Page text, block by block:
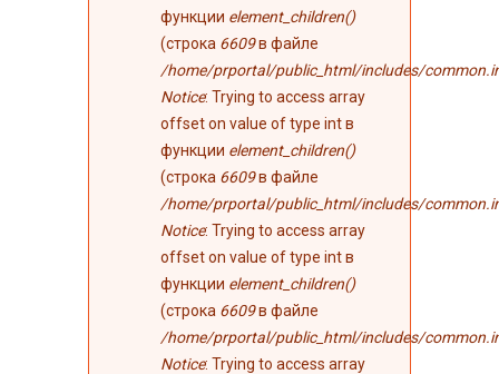
функции element_children()
(строка 6609в файле
/home/prportal/public_html/includes/
Notice: Trying to access array
offset on value of type int в
функции element_children()
(строка 6609в файле
/home/prportal/public_html/includes/
Notice: Trying to access array
offset on value of type int в
функции element_children()
(строка 6609в файле
/home/prportal/public_html/includes/
Notice: Trying to access array